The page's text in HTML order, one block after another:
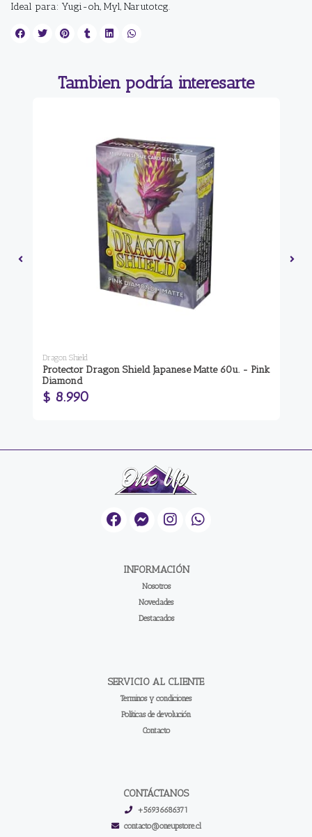
Ideal para: Yugi-oh, Myl, Narutotcg.
Tambien podría interesarte
Dragon Shield
Protector Dragon Shield Japanese Matte 60u. - Pink
Diamond
$ 8.990
INFORMACIÓN
Nosotros
Novedades
Destacados
SERVICIO AL CLIENTE
Terminos y condiciones
Políticas de devolución
Contacto
CONTÁCTANOS
+56936686371
contacto@oneupstore.cl